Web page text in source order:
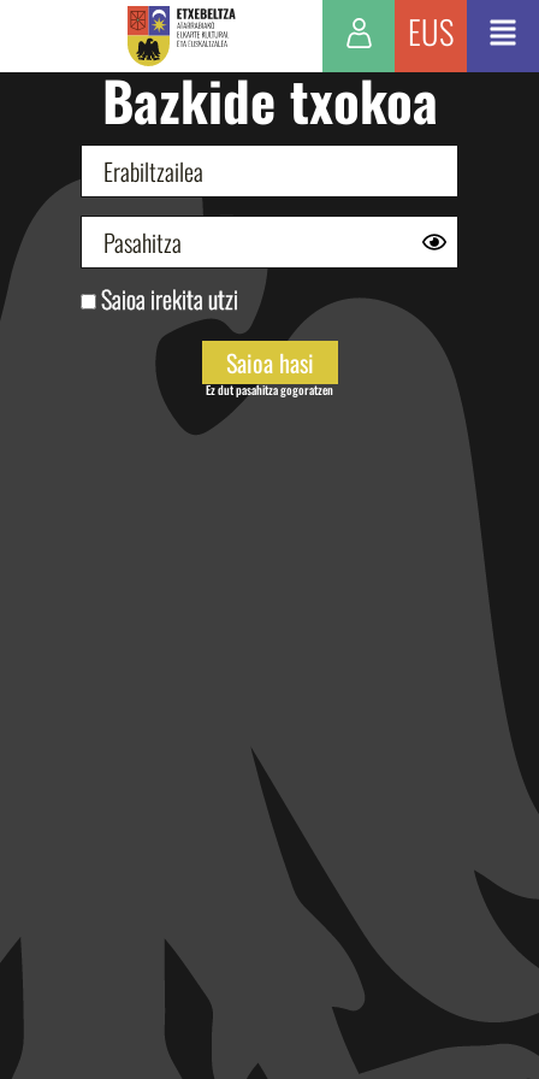
EUS
Bazkide txokoa
Saioa irekita utzi
Ez dut pasahitza gogoratzen